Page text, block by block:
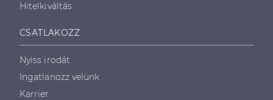
Hitelkiváltás
CSATLAKOZZ
Nyiss irodát
Ingatlanozz velünk
Karrier